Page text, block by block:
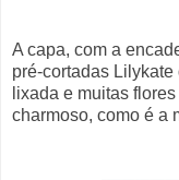
A capa, com a
pré-cortadas
lixada e muitas
charmoso, como é a